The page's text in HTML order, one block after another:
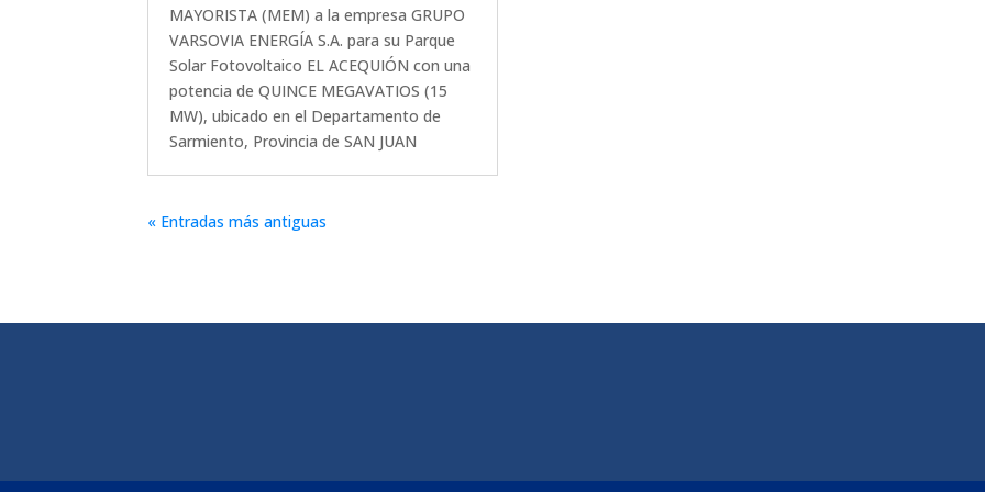
MAYORISTA (MEM) a la empresa GRUPO
VARSOVIA ENERGÍA S.A. para su Parque
Solar Fotovoltaico EL ACEQUIÓN con una
potencia de QUINCE MEGAVATIOS (15
MW), ubicado en el Departamento de
Sarmiento, Provincia de SAN JUAN
« Entradas más antiguas